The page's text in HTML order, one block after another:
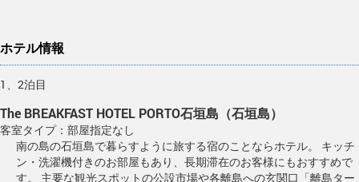
ホテル情報
1、2泊目
The BREAKFAST HOTEL PORTO石垣島（石垣島）
客室タイプ：部屋指定なし
南の島の石垣島で暮らすように旅する宿のことならホテル。 キッチ
ン・洗濯機付きのお部屋もあり、長期滞在のお客様にもおすすめで
す。 主要な観光スポットの公設市場や各離島への玄関口「離島ター